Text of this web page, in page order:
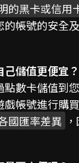
的黑卡或信用
的帳號的安全
儲值更便宜？
數卡儲值到
戲帳號進行購
國匯率差異